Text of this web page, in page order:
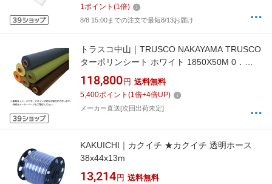
1ポイント (1倍)
8/8 15:00までの注文で最短8/13お届け
トラスコ中山｜TRUSCO NAKAYAMA TRUSCO
ターポリンシート ホワイト 1850X50M 0．
35mm厚 TPS1850RW 【メーカー直送・時間指
定・返品不可】
118,800 円 送料無料
5,400ポイント (1倍+4倍UP)
メーカー直送[次回出荷未定]
KAKUICHI｜カクイチ ★カクイチ 透明ホース
38x44x13m
13,214 円 送料無料